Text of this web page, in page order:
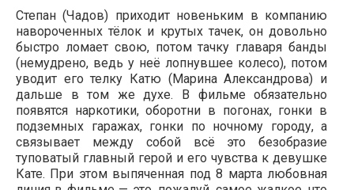
Степан (Чадов) приходит новеньким в компанию
навороченных тёлок и крутых тачек, он довольно
быстро ломает свою, потом тачку главаря банды
(немудрено, ведь у неё лопнувшее колесо), потом
уводит его телку Катю (Марина Александрова) и
дальше в том же духе. В фильме обязательно
появятся наркотики, оборотни в погонах, гонки в
подземных гаражах, гонки по ночному городу, а
связывает между собой всё это безобразие
туповатый главный герой и его чувства к девушке
Кате. При этом выпяченная под 8 марта любовная